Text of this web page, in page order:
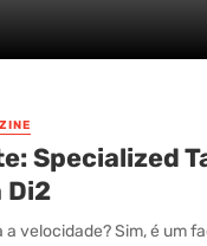
Specialized
Di2
a velocidade? Sim, é um